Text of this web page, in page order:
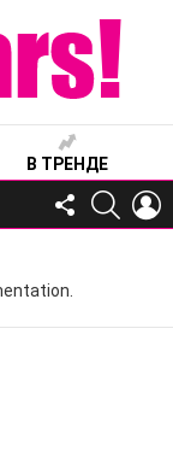
В ТРЕНДЕ
FOLLOW
US